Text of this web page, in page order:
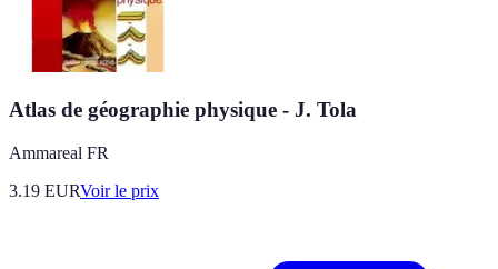
Atlas de géographie physique - J. Tola
Ammareal FR
3.19 EURVoir le prix